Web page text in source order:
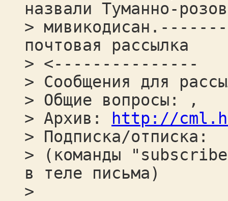
назвали Туманно-
>
почтовая рассылка
> <---------------
> Сообщения для
> Общие вопросы: ,
> Архив:
http://
> Подписка/отписка:
> (команды
в теле письма)
>